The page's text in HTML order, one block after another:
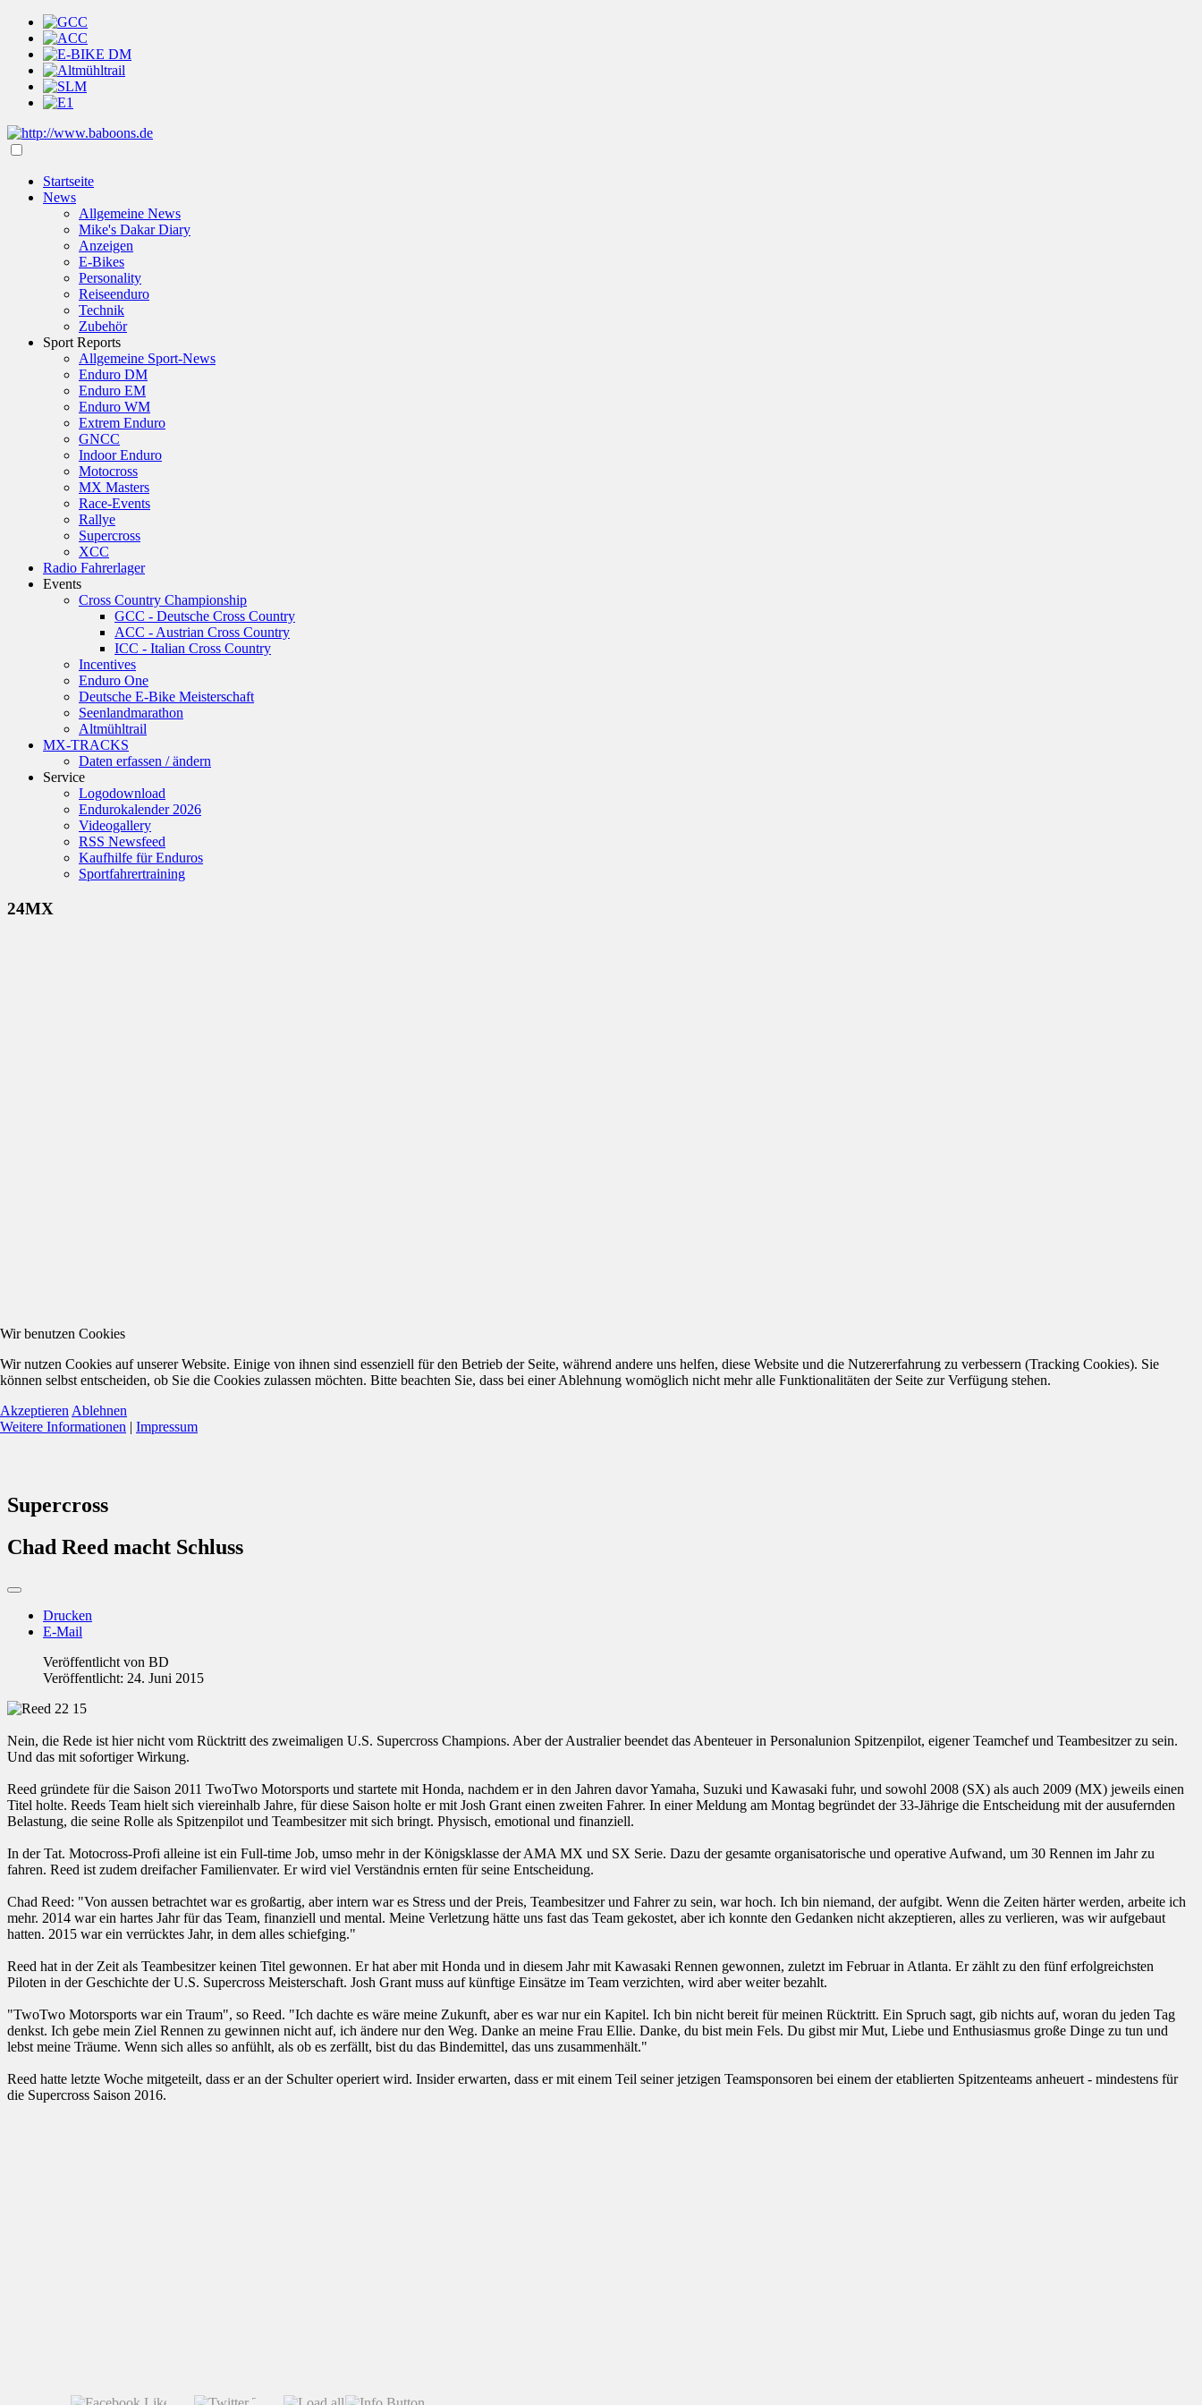
Startseite
News
Allgemeine News
Mike's Dakar Diary
Anzeigen
E-Bikes
Personality
Reiseenduro
Technik
Zubehör
Sport Reports
Allgemeine Sport-News
Enduro DM
Enduro EM
Enduro WM
Extrem Enduro
GNCC
Indoor Enduro
Motocross
MX Masters
Race-Events
Rallye
Supercross
XCC
Radio Fahrerlager
Events
Cross Country Championship
GCC - Deutsche Cross Country
ACC - Austrian Cross Country
ICC - Italian Cross Country
Incentives
Enduro One
Deutsche E-Bike Meisterschaft
Seenlandmarathon
Altmühltrail
MX-TRACKS
Daten erfassen / ändern
Service
Logodownload
Endurokalender 2026
Videogallery
RSS Newsfeed
Kaufhilfe für Enduros
Sportfahrertraining
24MX
Supercross
Chad Reed macht Schluss
Drucken
E-Mail
Veröffentlicht von BD
Veröffentlicht: 24. Juni 2015
Nein, die Rede ist hier nicht vom Rücktritt des zweimaligen U.S. Supercross Champions. Aber der Australier beendet das Abenteuer in Personalunion Spitzenpilot, eigener Teamchef und Teambesitzer zu sein.
Und das mit sofortiger Wirkung.
Reed gründete für die Saison 2011 TwoTwo Motorsports und startete mit Honda, nachdem er in den Jahren davor Yamaha, Suzuki und Kawasaki fuhr, und sowohl 2008 (SX) als auch 2009 (MX) jeweils einen
Titel holte. Reeds Team hielt sich viereinhalb Jahre, für diese Saison holte er mit Josh Grant einen zweiten Fahrer. In einer Meldung am Montag begründet der 33-Jährige die Entscheidung mit der ausufernden
Belastung, die seine Rolle als Spitzenpilot und Teambesitzer mit sich bringt. Physisch, emotional und finanziell.
In der Tat. Motocross-Profi alleine ist ein Full-time Job, umso mehr in der Königsklasse der AMA MX und SX Serie. Dazu der gesamte organisatorische und operative Aufwand, um 30 Rennen im Jahr zu
fahren. Reed ist zudem dreifacher Familienvater. Er wird viel Verständnis ernten für seine Entscheidung.
Chad Reed: "Von aussen betrachtet war es großartig, aber intern war es Stress und der Preis, Teambesitzer und Fahrer zu sein, war hoch. Ich bin niemand, der aufgibt. Wenn die Zeiten härter werden, arbeite ich
mehr. 2014 war ein hartes Jahr für das Team, finanziell und mental. Meine Verletzung hätte uns fast das Team gekostet, aber ich konnte den Gedanken nicht akzeptieren, alles zu verlieren, was wir aufgebaut
hatten. 2015 war ein verrücktes Jahr, in dem alles schiefging."
Reed hat in der Zeit als Teambesitzer keinen Titel gewonnen. Er hat aber mit Honda und in diesem Jahr mit Kawasaki Rennen gewonnen, zuletzt im Februar in Atlanta. Er zählt zu den fünf erfolgreichsten
Piloten in der Geschichte der U.S. Supercross Meisterschaft. Josh Grant muss auf künftige Einsätze im Team verzichten, wird aber weiter bezahlt.
"TwoTwo Motorsports war ein Traum", so Reed. "Ich dachte es wäre meine Zukunft, aber es war nur ein Kapitel. Ich bin nicht bereit für meinen Rücktritt. Ein Spruch sagt, gib nichts auf, woran du jeden Tag
denkst. Ich gebe mein Ziel Rennen zu gewinnen nicht auf, ich ändere nur den Weg. Danke an meine Frau Ellie. Danke, du bist mein Fels. Du gibst mir Mut, Liebe und Enthusiasmus große Dinge zu tun und
lebst meine Träume. Wenn sich alles so anfühlt, als ob es zerfällt, bist du das Bindemittel, das uns zusammenhält."
Reed hatte letzte Woche mitgeteilt, dass er an der Schulter operiert wird. Insider erwarten, dass er mit einem Teil seiner jetzigen Teamsponsoren bei einem der etablierten Spitzenteams anheuert - mindestens für
die Supercross Saison 2016.
Wir benutzen Cookies
Wir nutzen Cookies auf unserer Website. Einige von ihnen sind essenziell für den Betrieb der Seite, während andere uns helfen, diese Website und die Nutzererfahrung zu verbessern (Tracking Cookies). Sie
können selbst entscheiden, ob Sie die Cookies zulassen möchten. Bitte beachten Sie, dass bei einer Ablehnung womöglich nicht mehr alle Funktionalitäten der Seite zur Verfügung stehen.
Akzeptieren Ablehnen
Weitere Informationen | Impressum